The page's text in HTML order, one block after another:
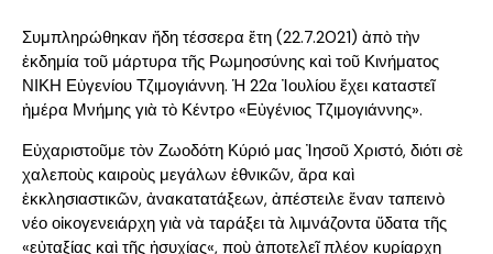
Συμπληρώθηκαν ἤδη τέσσερα ἔτη (22.7.2021) ἀπὸ τὴν
ἐκδημία τοῦ μάρτυρα τῆς Ρωμηοσύνης καὶ τοῦ Κινήματος
ΝΙΚΗ Εὐγενίου Τζιμογιάννη. Ἡ 22α Ἰουλίου ἔχει καταστεῖ
ἡμέρα Μνήμης γιὰ τὸ Κέντρο «Εὐγένιος Τζιμογιάννης».
Εὐχαριστοῦμε τὸν Ζωοδότη Κύριό μας Ἰησοῦ Χριστό, διότι σὲ
χαλεποὺς καιροὺς μεγάλων ἐθνικῶν, ἄρα καὶ
ἐκκλησιαστικῶν, ἀνακατατάξεων, ἀπέστειλε ἕναν ταπεινὸ
νέο οἰκογενειάρχη γιὰ νὰ ταράξει τὰ λιμνάζοντα ὕδατα τῆς
«εὐταξίας καὶ τῆς ἡσυχίας«, ποὺ ἀποτελεῖ πλέον κυρίαρχη